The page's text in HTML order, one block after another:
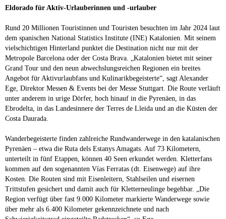
Eldorado für Aktiv-Urlauberinnen und -urlauber
Rund 20 Millionen Touristinnen und Touristen besuchten im Jahr 2024 laut
dem spanischen National Statistics Institute (INE) Katalonien. Mit seinem
vielschichtigen Hinterland punktet die Destination nicht nur mit der
Metropole Barcelona oder der Costa Brava. „Katalonien bietet mit seiner
Grand Tour und den neun abwechslungsreichen Regionen ein breites
Angebot für Aktivurlaubfans und Kulinarikbegeisterte“, sagt Alexander
Ege, Direktor Messen & Events bei der Messe Stuttgart. Die Route verläuft
unter anderem in urige Dörfer, hoch hinauf in die Pyrenäen, in das
Ebrodelta, in das Landesinnere der Terres de Lleida und an die Küsten der
Costa Daurada.
Wanderbegeisterte finden zahlreiche Rundwanderwege in den katalanischen
Pyrenäen – etwa die Ruta dels Estanys Amagats. Auf 73 Kilometern,
unterteilt in fünf Etappen, können 40 Seen erkundet werden. Kletterfans
kommen auf den sogenannten Vías Ferratas (dt. Eisenwege) auf ihre
Kosten. Die Routen sind mit Eisenleitern, Stahlseilen und eisernen
Trittstufen gesichert und damit auch für Kletterneulinge begehbar. „Die
Region verfügt über fast 9.000 Kilometer markierte Wanderwege sowie
über mehr als 6.400 Kilometer gekennzeichnete und nach